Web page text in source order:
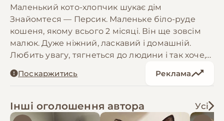
Маленький кото-хлопчик шукає дім
Знайомтеся — Персик. Маленьке біло-руде
кошеня, якому всього 2 місяці. Він ще зовсім
малюк. Дуже ніжний, ласкавий і домашній.
Любить увагу, тягнеться до людини і так хоче,
Персик тільки починає пізнавати світ, і дуже
Щоб замість самотності в нього була родина,
замість випадкових людей — своя людина, а
Поскаржитись Реклама
Інші оголошення автора Усі